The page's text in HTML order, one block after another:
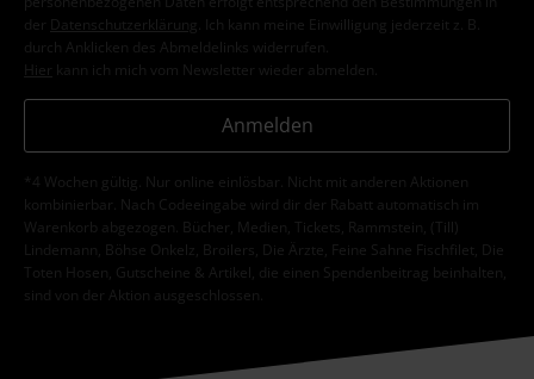
der
Datenschutzerklärung
. Ich kann meine Einwilligung jederzeit z. B.
durch Anklicken des Abmeldelinks widerrufen.
Hier kann ich mich vom Newsletter wieder abmelden.
Anmelden
*4 Wochen gültig. Nur online einlösbar. Nicht mit anderen Aktionen
kombinierbar. Nach Codeeingabe wird dir der Rabatt automatisch im
Warenkorb abgezogen. Bücher, Medien, Tickets, Rammstein, (Till)
Lindemann, Böhse Onkelz, Broilers, Die Ärzte, Feine Sahne Fischfilet, Die
Toten Hosen, Gutscheine & Artikel, die einen Spendenbeitrag beinhalten,
sind von der Aktion ausgeschlossen.